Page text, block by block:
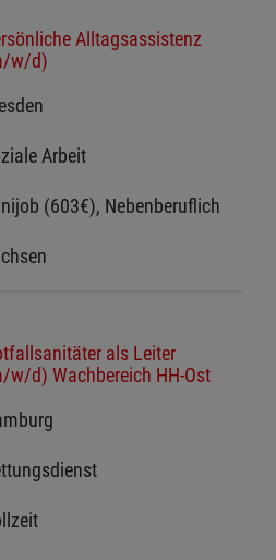
Alltagsassistenz
w/d)
Arbeit
(603€), Nebenberuflich
als Leiter
w/d) Wachbereich HH-Ost